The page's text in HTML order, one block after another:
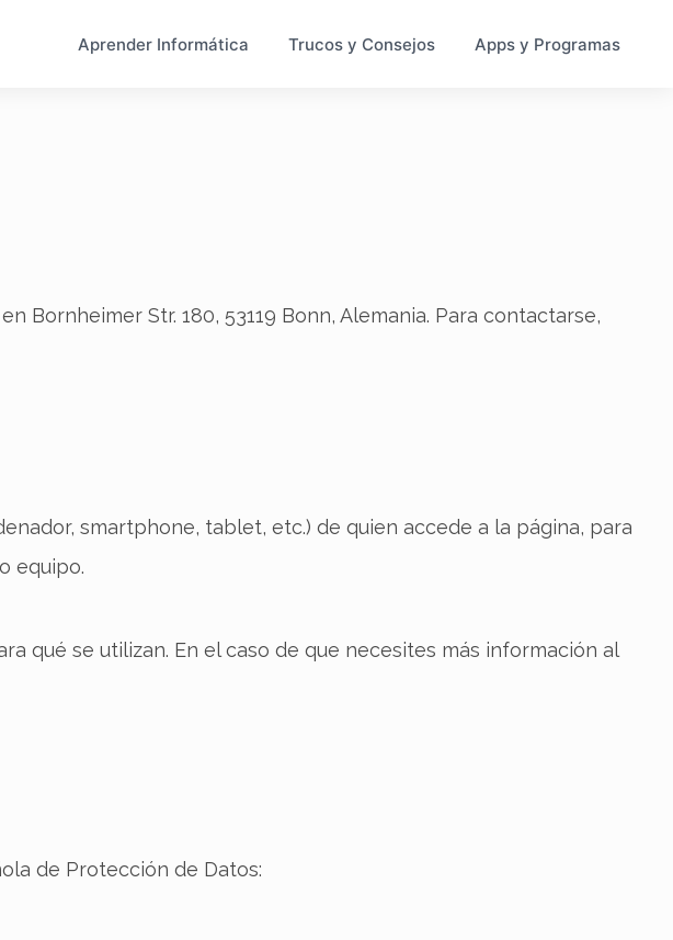
Aprender Informática Trucos y Consejos Apps y Programas
Bornheimer Str. 180, 53119 Bonn, Alemania. Para contactarse,
smartphone, tablet, etc.) de quien accede a la página, para
equipo.
qué se utilizan. En el caso de que necesites más información al
de Protección de Datos: